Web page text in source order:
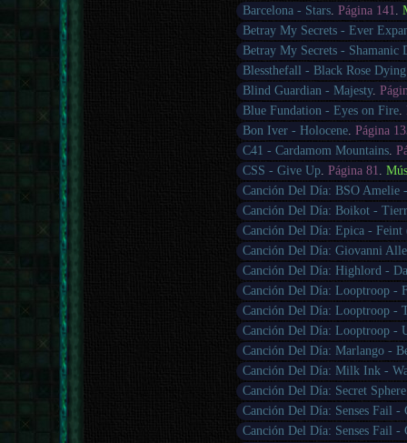
Barcelona - Stars.Página 141.
Betray My Secrets - Ever
Betray My Secrets - Shamanic
Blessthefall - Black Rose Dying
Blind Guardian - Majesty.
Blue Fundation - Eyes on Fire.
Bon Iver - Holocene.Página
C41 - Cardamom Mountains.
CSS - Give Up.Página 81.
Canción Del Día: BSO Amelie
Canción Del Día: Boikot -
Canción Del Día: Epica - Feint
Canción Del Día: Giovanni
Canción Del Día: Highlord -
Canción Del Día: Looptroop -
Canción Del Día: Looptroop -
Canción Del Día: Looptroop -
Canción Del Día: Marlango -
Canción Del Día: Milk Ink -
Canción Del Día: Secret
Canción Del Día: Senses Fail -
Canción Del Día: Senses Fail -